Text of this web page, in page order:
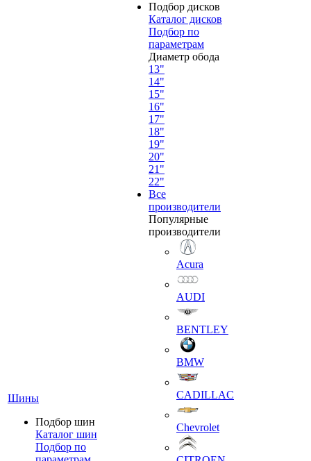
Шины
Подбор шин
Каталог шин
Подбор по
Подбор дисков
Каталог дисков
Подбор по
параметрам
Диаметр обода
13"
14"
15"
16"
17"
18"
19"
20"
21"
22"
Все
производители
Популярные
производители
Acura
AUDI
BENTLEY
BMW
CADILLAC
Chevrolet